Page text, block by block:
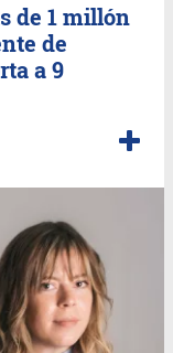
de 1 millón
de
a 9